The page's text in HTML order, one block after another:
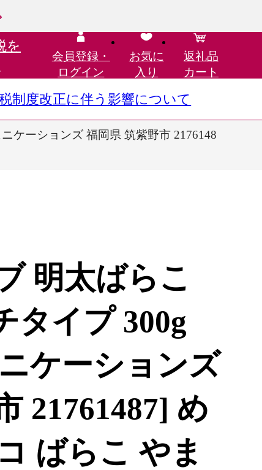
を
会員登録・
ログイン
お気に
入り
返礼品
カート
制度改正に伴う影響について
ケーションズ 福岡県 筑紫野市 2176148
明太ばらこ
タイプ 300g
ケーションズ
21761487] め
ばらこ やま